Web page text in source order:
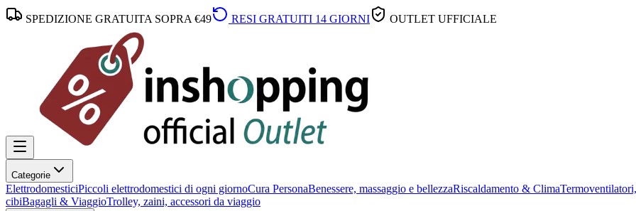
SPEDIZIONE GRATUITA SOPRA €49 RESI GRATUITI 14 GIORNI OUTLET UFFICIALE
Categorie
ElettrodomesticiPiccoli elettrodomestici di ogni giornoCura PersonaBenessere, massaggio e bellezzaRiscaldamento & Clima
cibiBagagli & ViaggioTrolley, zaini, accessori da viaggio